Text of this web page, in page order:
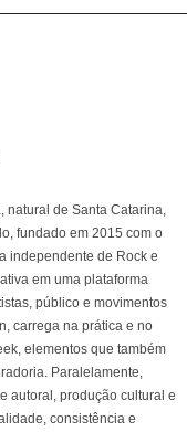
natural de Santa Catarina,
fundado em 2015 com o
independente de Rock e
em uma plataforma
público e movimentos
carrega na prática e no
elementos que também
Paralelamente,
autoral, produção cultural e
consistência e